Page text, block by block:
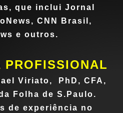
que inclui Jornal
CNN Brasil,
e outros.
PROFISSIONAL
Viriato, PhD, C FA,
Folha de S.Paulo.
de experiência no